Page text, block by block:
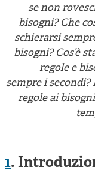
se non
bisogni? Che
schierarsi
bisogni? Cos’è
regole e
sempre i
regole ai
1.